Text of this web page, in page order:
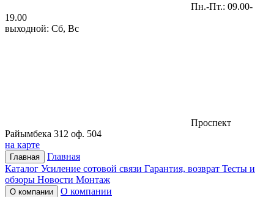
Пн.-Пт.: 09.00-
19.00
выходной: Сб, Вс
Проспект
Райымбека 312 оф. 504
на карте
Главная
Главная
Каталог Усиление сотовой связи Гарантия, возврат Тесты и
обзоры Новости Монтаж
О компании
О компании